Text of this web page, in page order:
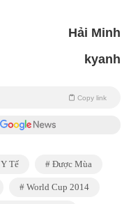
Hải Minh
kyanh
Copy link
Y Tế Được Mùa
World Cup 2014